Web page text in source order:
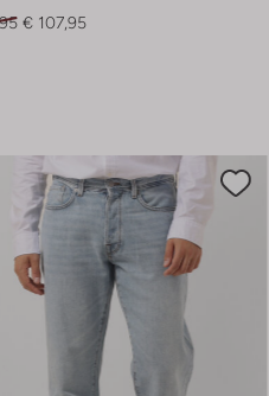
€ 107,95